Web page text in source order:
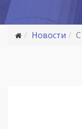
Новости